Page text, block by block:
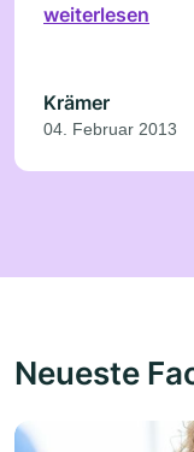
schnelle Hilfe
weiterlesen
Krämer
04. Februar 2013
Neueste